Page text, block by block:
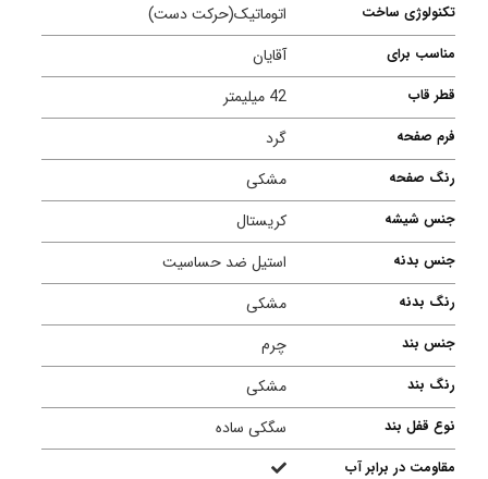
تکنولوژی ساخت اتوماتیک(حرکت دست)
مناسب برای آقایان
قطر قاب 42 میلیمتر
فرم صفحه گرد
رنگ صفحه مشکی
جنس شیشه کریستال
جنس بدنه استیل ضد حساسیت
رنگ بدنه مشکی
جنس بند چرم
رنگ بند مشکی
نوع قفل بند سگکی ساده
مقاومت در برابر آب